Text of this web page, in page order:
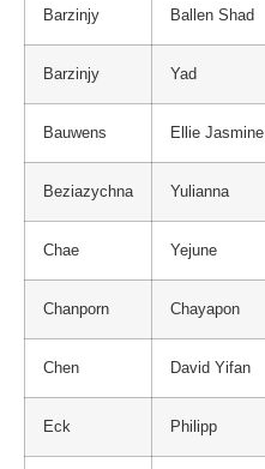
Barzinjy Ballen Shad
Barzinjy Yad
Bauwens Ellie Jasmine
Beziazychna Yulianna
Chae Yejune
Chanporn Chayapon
Chen David Yifan
Eck Philipp